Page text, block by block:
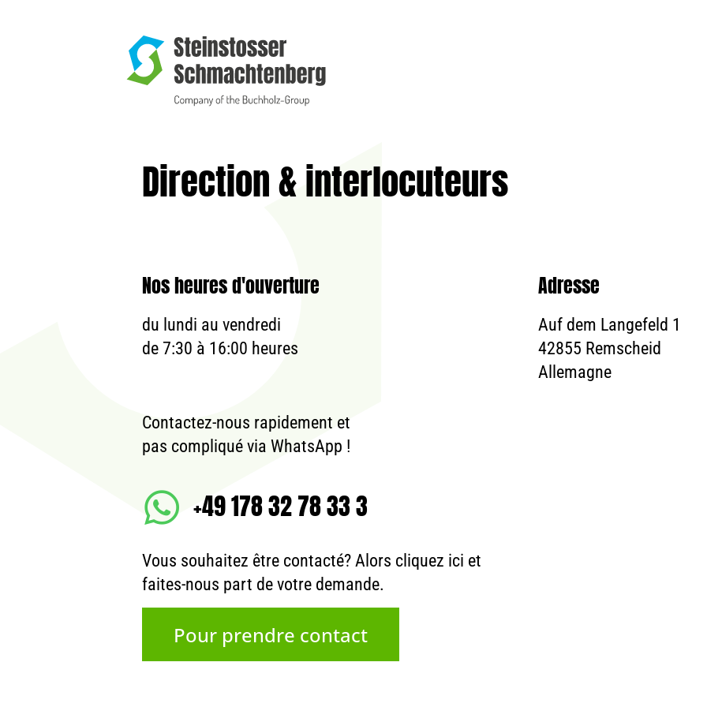
Direction & interlocuteurs
Nos heures d'ouverture
du lundi au vendredi
de 7:30 à 16:00 heures
Adresse
Auf dem Langefeld 1
42855 Remscheid
Allemagne
Contactez-nous rapidement et
pas compliqué via WhatsApp !
+49 178 32 78 33 3
Vous souhaitez être contacté? Alors cliquez ici et
faites-nous part de votre demande.
Pour prendre contact